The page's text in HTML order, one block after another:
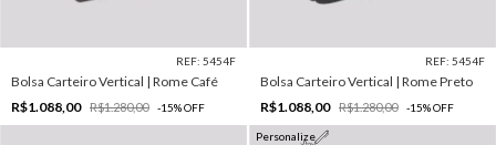
REF: 5454F
Bolsa Carteiro Vertical | Rome Café
R$1.088,00
R$1.280,00 -15%OFF
REF: 5454F
Bolsa Carteiro Vertical | Rome Preto
R$1.088,00
R$1.280,00 -15%OFF
Personalize